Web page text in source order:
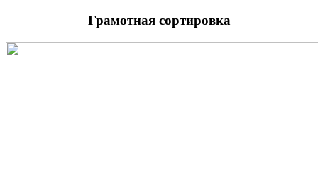
Грамотная сортировка